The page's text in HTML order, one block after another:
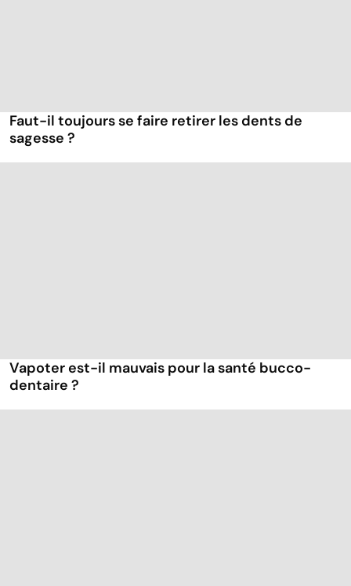
Faut-il toujours se faire retirer les dents de
sagesse ?
Vapoter est-il mauvais pour la santé bucco-
dentaire ?